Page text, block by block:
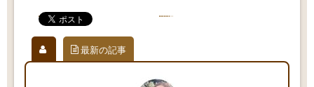
最新の記事